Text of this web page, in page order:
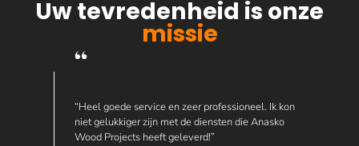
Uw tevredenheid is onze
missie
“Heel goede service en zeer professioneel. Ik kon
niet gelukkiger zijn met de diensten die Anasko
Wood Projects heeft geleverd!”